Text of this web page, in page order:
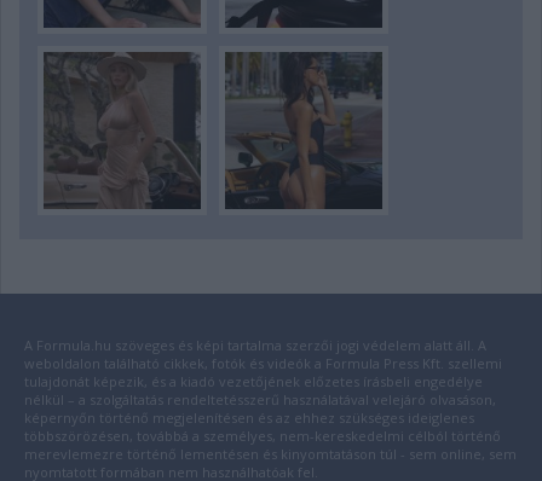
A Formula.hu szöveges és képi tartalma szerzői jogi védelem alatt áll. A
weboldalon található cikkek, fotók és videók a Formula Press Kft. szellemi
tulajdonát képezik, és a kiadó vezetőjének előzetes írásbeli engedélye
nélkül – a szolgáltatás rendeltetésszerű használatával velejáró olvasáson,
képernyőn történő megjelenítésen és az ehhez szükséges ideiglenes
többszörözésen, továbbá a személyes, nem-kereskedelmi célból történő
merevlemezre történő lementésen és kinyomtatáson túl - sem online, sem
nyomtatott formában nem használhatóak fel.